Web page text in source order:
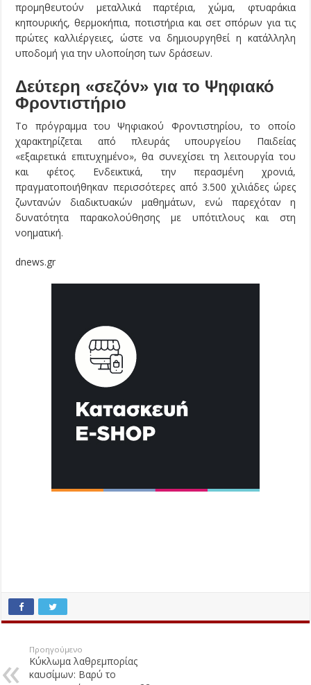
προμηθευτούν μεταλλικά παρτέρια, χώμα, φτυαράκια
κηπουρικής, θερμοκήπια, ποτιστήρια και σετ σπόρων για τις
πρώτες καλλιέργειες, ώστε να δημιουργηθεί η κατάλληλη
υποδομή για την υλοποίηση των δράσεων.
Δεύτερη «σεζόν» για το Ψηφιακό
Φροντιστήριο
Το πρόγραμμα του Ψηφιακού Φροντιστηρίου, το οποίο
χαρακτηρίζεται από πλευράς υπουργείου Παιδείας
«εξαιρετικά επιτυχημένο», θα συνεχίσει τη λειτουργία του
και φέτος. Ενδεικτικά, την περασμένη χρονιά,
πραγματοποιήθηκαν περισσότερες από 3.500 χιλιάδες ώρες
ζωντανών διαδικτυακών μαθημάτων, ενώ παρεχόταν η
δυνατότητα παρακολούθησης με υπότιτλους και στη
νοηματική.
dnews.gr
Προηγούμενο
Κύκλωμα λαθρεμπορίας
καυσίμων: Βαρύ το